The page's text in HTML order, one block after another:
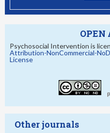
OPEN
Psychosocial Intervention is
Attribution-NonCommercial-
License
Other journals